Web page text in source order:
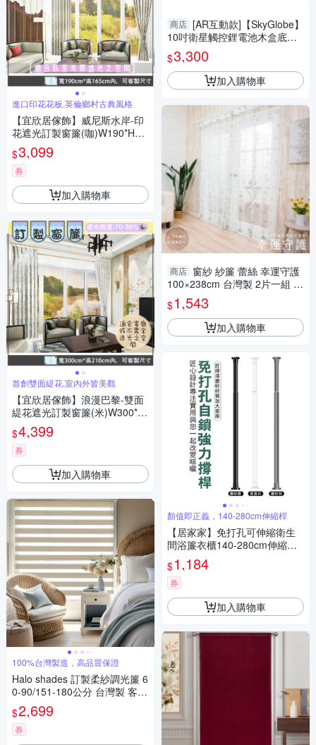
進口印花花板,英倫鄉村古典風格
【宜欣居傢飾】威尼斯水岸-印
花遮光訂製窗簾(咖)W190*H16
5cm以內*2片/台灣製MIT
$3,099
券
加入購物車
首創雙面緹花,室內外皆美觀
【宜欣居傢飾】浪漫巴黎-雙面
緹花遮光訂製窗簾(米)W300*H
210cm以內*2片/台灣製MIT
$4,399
券
加入購物車
100%台灣製造，高品質保證
Halo shades 訂製柔紗調光簾 6
0-90/151-180公分 台灣製 客製
化
$2,699
券
商店 [AR互動款]【SkyGlobe】
10吋衛星觸控鋰電池木盒底座
地球儀(中英文對照)
$3,300
加入購物車
商店 窗紗 紗簾 蕾絲 幸運守護
100×238cm 台灣製 2片一組 可
水洗 落地窗 兩倍抓皺
$1,543
加入購物車
顏值即正義，140-280cm伸縮桿
【居家家】免打孔可伸縮衛生
間浴簾衣櫃140-280cm伸縮桿
(晾衣桿/曬衣桿/浴簾桿/窗簾桿)
$1,184
券
加入購物車